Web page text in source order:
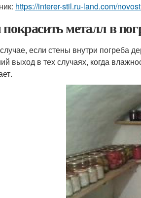
https://interer-stil.ru-land.com/
металл в
если стены внутри погреба
выход в тех случаях, когда